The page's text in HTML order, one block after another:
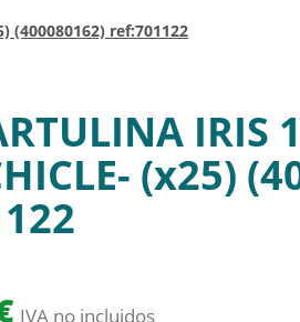
(400080162) ref:701122
IRIS
(x25)
original era: 0,69€.
El precio actual es: 0,63€.
IVA no incluidos